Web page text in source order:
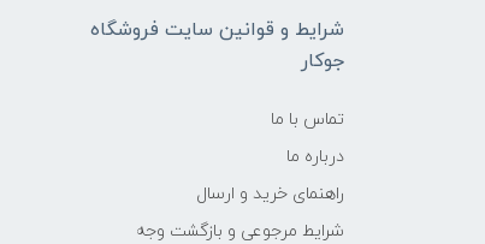
شرایط و قوانین سایت فروشگاه
جوکار
تماس با ما
درباره ما
راهنمای خرید و ارسال
شرایط مرجوعی و بازگشت وجه